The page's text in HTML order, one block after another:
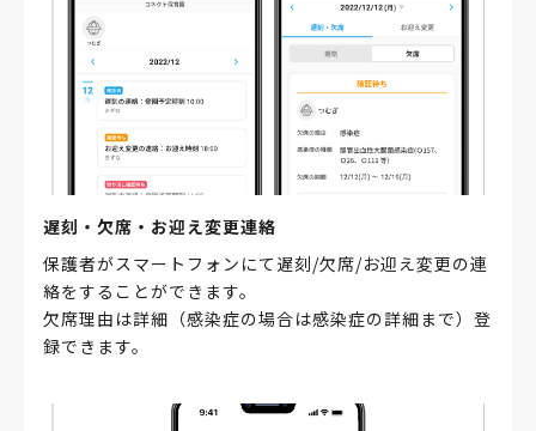
遅刻・欠席・お迎え変更連絡
保護者がスマートフォンにて遅刻/欠席/お迎え変更の連
絡をすることができます。
欠席理由は詳細（感染症の場合は感染症の詳細まで）登
録できます。